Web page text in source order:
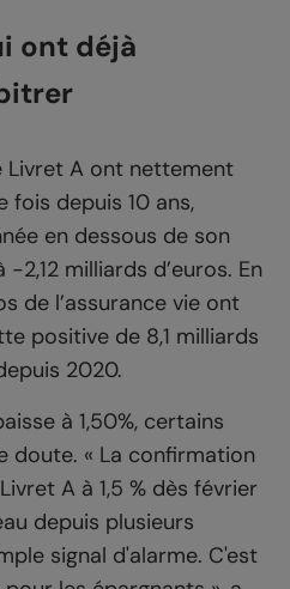
ont déjà
Livret A ont nettement
fois depuis 10 ans,
en dessous de son
-2,12 milliards d’euros. En
de l’assurance vie ont
positive de 8,1 milliards
2020.
à 1,50%, certains
doute. « La confirmation
A à 1,5 % dès février
depuis plusieurs
signal d'alarme. C'est